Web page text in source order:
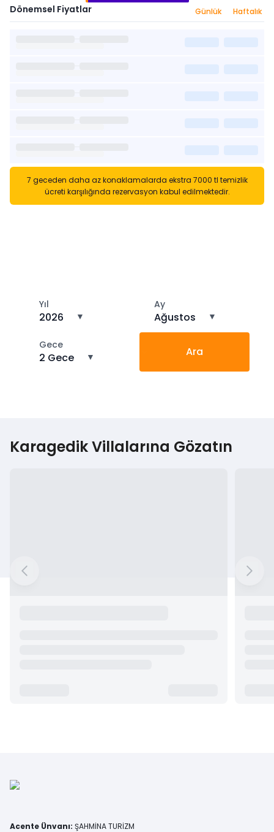
Dönemsel Fiyatlar Günlük Haftalık
7 geceden daha az konaklamalarda ekstra 7000 tl temizlik
ücreti karşılığında rezervasyon kabul edilmektedir.
Yıl
2026 ▼
Ay
Ağustos ▼
Gece
2 Gece ▼ Ara
Karagedik Villalarına Gözatın
Acente Ünvanı: ŞAHMİNA TURİZM